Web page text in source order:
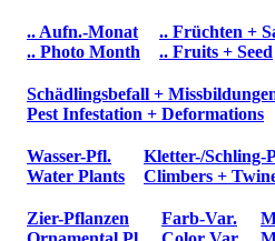
.. Aufn.-Monat
.. Photo Month
.. Früchten +
.. Fruits + Seed
Schädlingsbefall +
Pest Infestation + Deformations
Wasser-Pfl.
Water Plants
Kletter-/Schling-
Climbers +
Zier-Pflanzen
Farb-Var.